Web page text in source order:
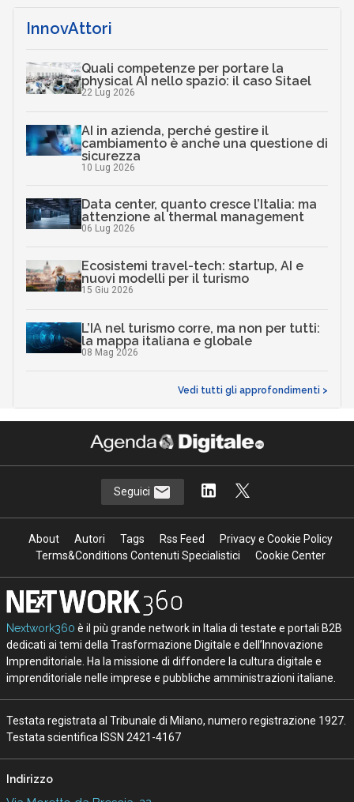
InnovAttori
Quali competenze per portare la
physical AI nello spazio: il caso Sitael
22 Lug 2026
AI in azienda, perché gestire il
cambiamento è anche una questione di
sicurezza
10 Lug 2026
Data center, quanto cresce l’Italia: ma
attenzione al thermal management
06 Lug 2026
Ecosistemi travel-tech: startup, AI e
nuovi modelli per il turismo
15 Giu 2026
L’IA nel turismo corre, ma non per tutti:
la mappa italiana e globale
08 Mag 2026
Vedi tutti gli approfondimenti >
Seguici
About Autori Tags Rss Feed
Privacy e Cookie Policy
Terms&Conditions Contenuti Specialistici
Cookie Center
Nextwork360 è il più grande network in Italia di testate e portali B2B
dedicati ai temi della Trasformazione Digitale e dell’Innovazione
Imprenditoriale. Ha la missione di diffondere la cultura digitale e
imprenditoriale nelle imprese e pubbliche amministrazioni italiane.
Testata registrata al Tribunale di Milano, numero registrazione 1927.
Testata scientifica ISSN 2421-4167
Indirizzo